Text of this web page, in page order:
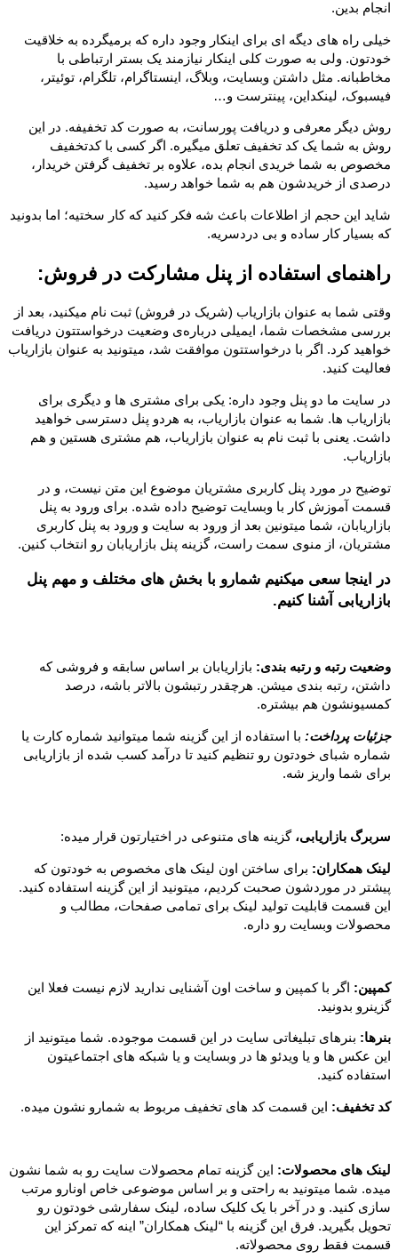
انجام بدین.
خیلی راه های دیگه ای برای اینکار وجود داره که برمیگرده به خلاقیت
خودتون. ولی به صورت کلی اینکار نیازمند یک بستر ارتباطی با
مخاطبانه. مثل داشتن وبسایت، وبلاگ، اینستاگرام، تلگرام، توئیتر،
فیسبوک، لینکداین، پینترست و…
روش دیگر معرفی و دریافت پورسانت، به صورت کد تخفیفه. در این
روش به شما یک کد تخفیف تعلق میگیره. اگر کسی با کدتخفیف
مخصوص به شما خریدی انجام بده، علاوه بر تخفیف گرفتن خریدار،
درصدی از خریدشون هم به شما خواهد رسید.
شاید این حجم از اطلاعات باعث شه فکر کنید که کار سختیه؛ اما بدونید
که بسیار کار ساده و بی دردسریه.
راهنمای استفاده از پنل مشارکت در فروش:
وقتی شما به عنوان بازاریاب (شریک در فروش) ثبت نام میکنید، بعد از
بررسی مشخصات شما، ایمیلی درباره‌ی وضعیت درخواستتون دریافت
خواهید کرد. اگر با درخواستتون موافقت شد، میتونید به عنوان بازاریاب
فعالیت کنید.
در سایت ما دو پنل وجود داره: یکی برای مشتری ها و دیگری برای
بازاریاب ها. شما به عنوان بازاریاب، به هردو پنل دسترسی خواهید
داشت. یعنی با ثبت نام به عنوان بازاریاب، هم مشتری هستین و هم
بازاریاب.
توضیح در مورد پنل کاربری مشتریان موضوع این متن نیست، و در
قسمت آموزش کار با وبسایت توضیح داده شده. برای ورود به پنل
بازاریابان، شما میتونین بعد از ورود به سایت و ورود به پنل کاربری
مشتریان، از منوی سمت راست، گزینه پنل بازاریابان رو انتخاب کنین.
در اینجا سعی میکنیم شمارو با بخش های مختلف و مهم پنل
بازاریابی آشنا کنیم.
وضعیت رتبه و رتبه بندی: بازاریابان بر اساس سابقه و فروشی که
داشتن، رتبه بندی میشن. هرچقدر رتبشون بالاتر باشه، درصد
کمسیونشون هم بیشتره.
جزئیات پرداخت: با استفاده از این گزینه شما میتوانید شماره کارت یا
شماره شبای خودتون رو تنظیم کنید تا درآمد کسب شده از بازاریابی
برای شما واریز شه.
سربرگ بازاریابی، گزینه های متنوعی در اختیارتون قرار میده:
لینک همکاران: برای ساختن اون لینک های مخصوص به خودتون که
پیشتر در موردشون صحبت کردیم، میتونید از این گزینه استفاده کنید.
این قسمت قابلیت تولید لینک برای تمامی صفحات، مطالب و
محصولات وبسایت رو داره.
کمپین: اگر با کمپین و ساخت اون آشنایی ندارید لازم نیست فعلا این
گزینرو بدونید.
بنرها: بنرهای تبلیغاتی سایت در این قسمت موجوده. شما میتونید از
این عکس ها و یا ویدئو ها در وبسایت و یا شبکه های اجتماعیتون
استفاده کنید.
کد تخفیف: این قسمت کد های تخفیف مربوط به شمارو نشون میده.
لینک های محصولات: این گزینه تمام محصولات سایت رو به شما نشون
میده. شما میتونید به راحتی و بر اساس موضوعی خاص اونارو مرتب
سازی کنید. و در آخر با یک کلیک ساده، لینک سفارشی خودتون رو
تحویل بگیرید. فرق این گزینه با “لینک همکاران” اینه که تمرکز این
قسمت فقط روی محصولاته.